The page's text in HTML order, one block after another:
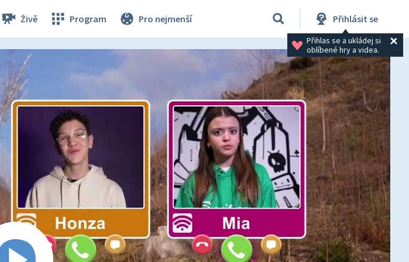
Živě Program Pro nejmenší Přihlásit se
Přihlas se a ukládej si
oblíbené hry a videa.